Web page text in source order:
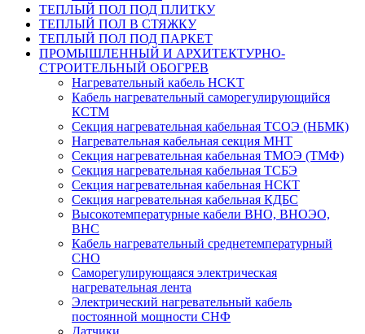
ТЕПЛЫЙ ПОЛ ПОД ПЛИТКУ
ТЕПЛЫЙ ПОЛ В СТЯЖКУ
ТЕПЛЫЙ ПОЛ ПОД ПАРКЕТ
ПРОМЫШЛЕННЫЙ И АРХИТЕКТУРНО-
СТРОИТЕЛЬНЫЙ ОБОГРЕВ
Нагревательный кабель НCKТ
Кабель нагревательный саморегулирующийся
КСТМ
Секция нагревательная кабельная ТСОЭ (НБМК)
Нагревательная кабельная секция МНТ
Секция нагревательная кабельная ТМОЭ (ТМФ)
Секция нагревательная кабельная ТСБЭ
Секция нагревательная кабельная НСКТ
Секция нагревательная кабельная КДБС
Высокотемпературные кабели ВНО, ВНОЭО,
ВНС
Кабель нагревательный среднетемпературный
СНО
Саморегулирующаяся электрическая
нагревательная лента
Электрический нагревательный кабель
постоянной мощности СНФ
Датчики